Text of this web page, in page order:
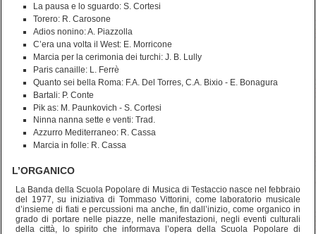
La pausa e lo sguardo: S. Cortesi
Torero: R. Carosone
Adios nonino: A. Piazzolla
C’era una volta il West: E. Morricone
Marcia per la cerimonia dei turchi: J. B. Lully
Paris canaille: L. Ferrè
Quanto sei bella Roma: F.A. Del Torres, C.A. Bixio - E. Bonagura
Bartali: P. Conte
Pik as: M. Paunkovich - S. Cortesi
Ninna nanna sette e venti: Trad.
Azzurro Mediterraneo: R. Cassa
Marcia in folle: R. Cassa
L’ORGANICO
La Banda della Scuola Popolare di Musica di Testaccio nasce nel febbraio
del 1977, su iniziativa di Tommaso Vittorini, come laboratorio musicale
d’insieme di fiati e percussioni ma anche, fin dall’inizio, come organico in
grado di portare nelle piazze, nelle manifestazioni, negli eventi culturali
della città, lo spirito che informava l’opera della Scuola Popolare di